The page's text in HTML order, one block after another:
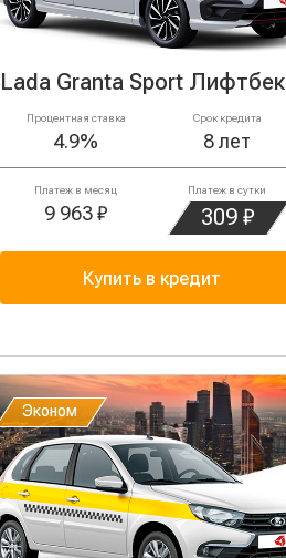
Lada Granta Sport Лифтбек
Процентная ставка
4.9%
Срок кредита
8 лет
Платеж в месяц
9 963 ₽
Платеж в сутки
309 ₽
Купить в кредит
Эконом
Эконом